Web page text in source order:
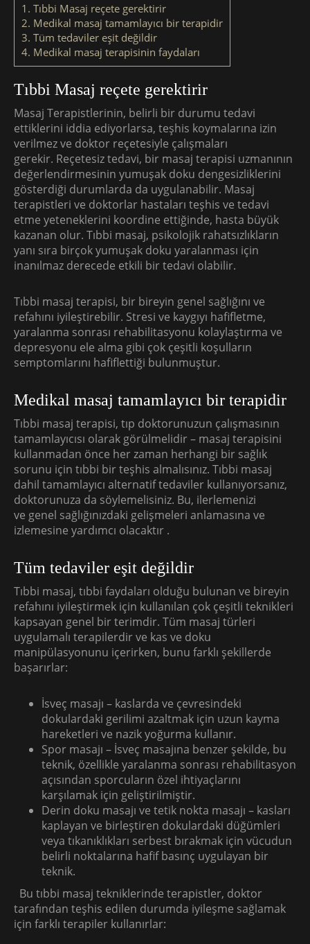
1. Tıbbi Masaj reçete gerektirir
2. Medikal masaj tamamlayıcı bir terapidir
3. Tüm tedaviler eşit değildir
4. Medikal masaj terapisinin faydaları
Tıbbi Masaj reçete gerektirir
Masaj Terapistlerinin, belirli bir durumu tedavi
ettiklerini iddia ediyorlarsa, teşhis koymalarına izin
verilmez ve doktor reçetesiyle çalışmaları
gerekir. Reçetesiz tedavi, bir masaj terapisi uzmanının
değerlendirmesinin yumuşak doku dengesizliklerini
gösterdiği durumlarda da uygulanabilir. Masaj
terapistleri ve doktorlar hastaları teşhis ve tedavi
etme yeteneklerini koordine ettiğinde, hasta büyük
kazanan olur. Tıbbi masaj, psikolojik rahatsızlıkların
yanı sıra birçok yumuşak doku yaralanması için
inanılmaz derecede etkili bir tedavi olabilir.
Tıbbi masaj terapisi, bir bireyin genel sağlığını ve
refahını iyileştirebilir. Stresi ve kaygıyı hafifletme,
yaralanma sonrası rehabilitasyonu kolaylaştırma ve
depresyonu ele alma gibi çok çeşitli koşulların
semptomlarını hafiflettiği bulunmuştur.
Medikal masaj tamamlayıcı bir terapidir
Tıbbi masaj terapisi, tıp doktorunuzun çalışmasının
tamamlayıcısı olarak görülmelidir – masaj terapisini
kullanmadan önce her zaman herhangi bir sağlık
sorunu için tıbbi bir teşhis almalısınız. Tıbbi masaj
dahil tamamlayıcı alternatif tedaviler kullanıyorsanız,
doktorunuza da söylemelisiniz. Bu, ilerlemenizi
ve genel sağlığınızdaki gelişmeleri anlamasına ve
izlemesine yardımcı olacaktır .
Tüm tedaviler eşit değildir
Tıbbi masaj, tıbbi faydaları olduğu bulunan ve bireyin
refahını iyileştirmek için kullanılan çok çeşitli teknikleri
kapsayan genel bir terimdir. Tüm masaj türleri
uygulamalı terapilerdir ve kas ve doku
manipülasyonunu içerirken, bunu farklı şekillerde
başarırlar:
İsveç masajı – kaslarda ve çevresindeki
dokulardaki gerilimi azaltmak için uzun kayma
hareketleri ve nazik yoğurma kullanır.
Spor masajı – İsveç masajına benzer şekilde, bu
teknik, özellikle yaralanma sonrası rehabilitasyon
açısından sporcuların özel ihtiyaçlarını
karşılamak için geliştirilmiştir.
Derin doku masajı ve tetik nokta masajı – kasları
kaplayan ve birleştiren dokulardaki düğümleri
veya tıkanıklıkları serbest bırakmak için vücudun
belirli noktalarına hafif basınç uygulayan bir
teknik.
Bu tıbbi masaj tekniklerinde terapistler, doktor
tarafından teşhis edilen durumda iyileşme sağlamak
için farklı terapiler kullanırlar: